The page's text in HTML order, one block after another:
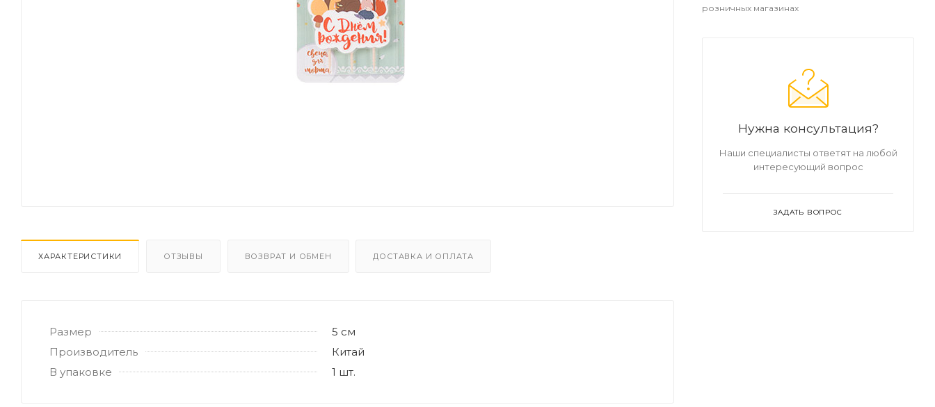
ХАРАКТЕРИСТИКИ ОТЗЫВЫ ВОЗВРАТ И ОБМЕН ДОСТАВКА И ОПЛАТА
Размер
5 см
Производитель
Китай
В упаковке
1 шт.
розничных магазинах
Нужна консультация?
Наши специалисты ответят на любой
интересующий вопрос
ЗАДАТЬ ВОПРОС